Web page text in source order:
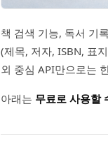
책 검색 기능, 독서 기
(제목, 저자, ISBN, 표
외 중심 API만으로는
아래는 무료로 사용할